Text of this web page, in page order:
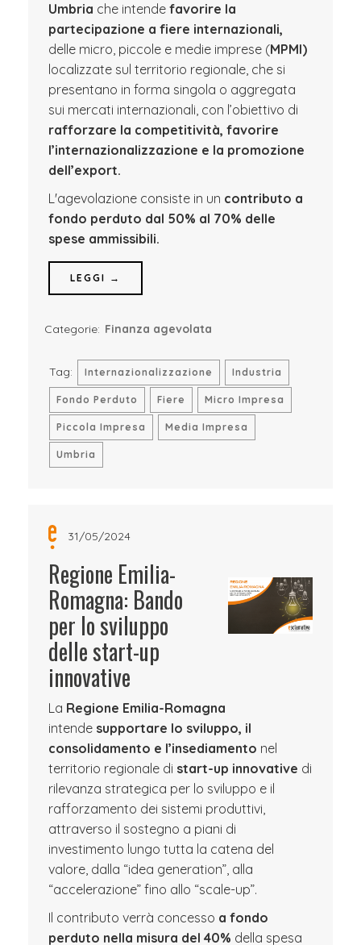
Umbria che intende favorire la
partecipazione a fiere internazionali,
delle micro, piccole e medie imprese (MPMI)
localizzate sul territorio regionale, che si
presentano in forma singola o aggregata
sui mercati internazionali, con l’obiettivo di
rafforzare la competitività, favorire
l’internazionalizzazione e la promozione
dell’export.
L'agevolazione consiste in un contributo a
fondo perduto dal 50% al 70% delle
spese ammissibili.
LEGGI →
Categorie: Finanza agevolata
Tag: Internazionalizzazione Industria
Fondo Perduto Fiere Micro Impresa
Piccola Impresa Media Impresa
Umbria
31/05/2024
Regione Emilia-
Romagna: Bando
per lo sviluppo
delle start-up
innovative
La Regione Emilia-Romagna
intende supportare lo sviluppo, il
consolidamento e l’insediamento nel
territorio regionale di start-up innovative di
rilevanza strategica per lo sviluppo e il
rafforzamento dei sistemi produttivi,
attraverso il sostegno a piani di
investimento lungo tutta la catena del
valore, dalla “idea generation”, alla
“accelerazione” fino allo “scale-up”.
Il contributo verrà concesso a fondo
perduto nella misura del 40% della spesa